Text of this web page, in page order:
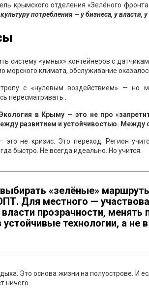
крымского отделения «Зелёного
потребления — у бизнеса, у власти,
систему «умных» контейнеров с
морского климата, обслуживание
с «нулевым воздействием» — но
пересматривать .
в Крыму — это не про
развитием и устойчивостью.
не кризис. Это переход. Регион
быстро. Не всегда идеально. Но учится.
«зелёные»
Для местного —
прозрачности, менять
технологии, а не
Это основа жизни на полуострове. И
ничего.